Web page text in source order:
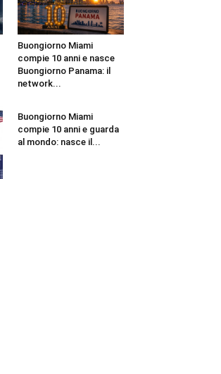
Buongiorno Miami
compie 10 anni e nasce
Buongiorno Panama: il
network...
Buongiorno Miami
compie 10 anni e guarda
al mondo: nasce il...